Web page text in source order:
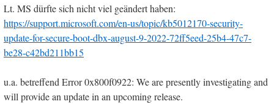
Lt. MS dürfte sich nicht viel geändert haben:
https://support.microsoft.com/en-us/topic/kb5012170-security-
update-for-secure-boot-dbx-august-9-2022-72ff5eed-25b4-47c7-
be28-c42bd211bb15
u.a. betreffend Error 0x800f0922: We are presently investigating and
will provide an update in an upcoming release.